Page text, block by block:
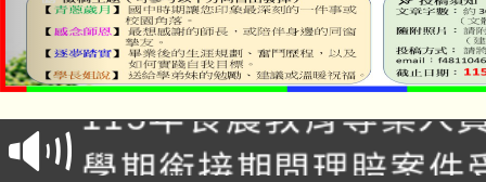
淨零綠生活教案入校路
會
115年食農教育專業人
程
學期銜接期間理賠案件